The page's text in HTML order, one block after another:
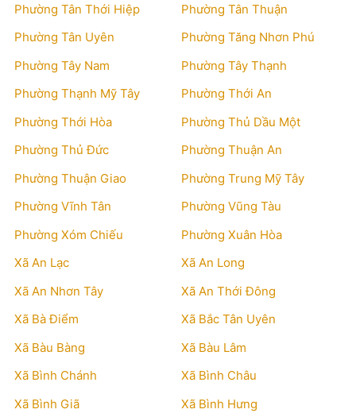
Phường Tân Thới Hiệp
Phường Tân Thuận
Phường Tân Uyên
Phường Tăng Nhơn Phú
Phường Tây Nam
Phường Tây Thạnh
Phường Thạnh Mỹ Tây
Phường Thới An
Phường Thới Hòa
Phường Thủ Dầu Một
Phường Thủ Đức
Phường Thuận An
Phường Thuận Giao
Phường Trung Mỹ Tây
Phường Vĩnh Tân
Phường Vũng Tàu
Phường Xóm Chiếu
Phường Xuân Hòa
Xã An Lạc
Xã An Long
Xã An Nhơn Tây
Xã An Thới Đông
Xã Bà Điểm
Xã Bắc Tân Uyên
Xã Bàu Bàng
Xã Bàu Lâm
Xã Bình Chánh
Xã Bình Châu
Xã Bình Giã
Xã Bình Hưng